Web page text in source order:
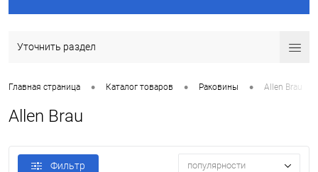
Уточнить раздел
Главная страница • Каталог товаров • Раковины • Allen Brau
Allen Brau
Фильтр популярности